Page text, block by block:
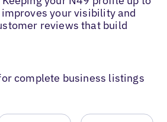
your visibility and
reviews that build
complete business listings